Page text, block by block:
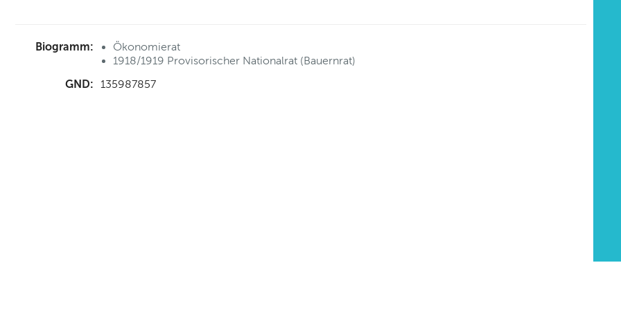
Biogramm:
Ökonomierat
1918/1919 Provisorischer Nationalrat (Bauernrat)
GND: 135987857